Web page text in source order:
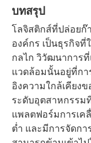
บทสรุป
โลจิสติกส์ที่ปล่อยก๊
องค์กร เป็นธุรกิจ
กลไก วิวัฒนาการ
แวดล้อมนั้นอยู่ที่กา
อิงความใกล้เคียง
ระดับอุตสาหกรรม
แพลตฟอร์มการเค
ต่ำ และมีการจัดก